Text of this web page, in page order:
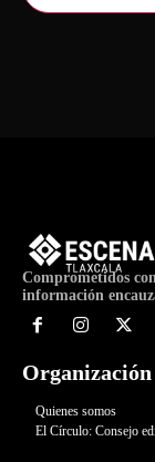
Comprometidos
información
Organización
Quienes somos
El Círculo: Consejo